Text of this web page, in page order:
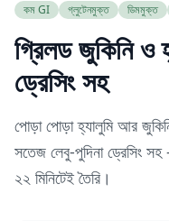
কম GI গ্লুটেনমুক্ত ডিমমুক্ত
গ্রিলড জুকিনি ও
ড্রেসিং সহ
পোড়া পোড়া হ্যালুমি আর
সতেজ লেবু-পুদিনা ড্রেসিং
২২ মিনিটেই তৈরি।